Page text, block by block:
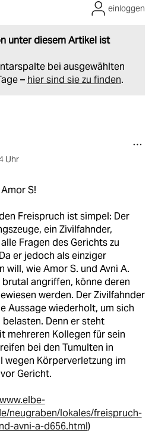
unter diesem Artikel ist
bei ausgewählten
– hier sind sie zu finden.
einloggen
Uhr
S!
Freispruch ist simpel: Der
ein Zivilfahnder,
Fragen des Gerichts zu
er jedoch als einziger
will, wie Amor S. und Avni A.
angriffen, könne deren
werden. Der Zivilfahnder
Aussage wiederholt, um sich
Denn er steht
mehreren Kollegen für sein
bei den Tumulten in
wegen Körperverletzung im
Gericht.
neugraben/lokales/freispruch-
avni-a-d656.html)